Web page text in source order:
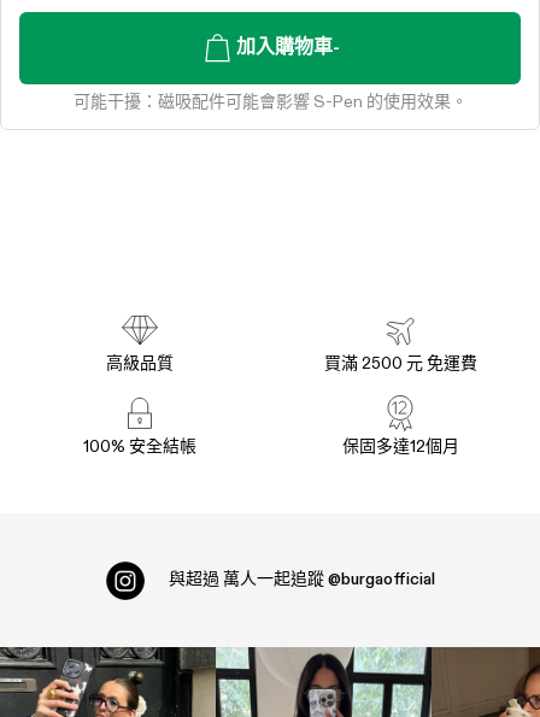
加入購物車-
可能干擾： 磁吸配件可能會影響 S-Pen 的使用效果。
高級品質 買滿 2500 元 免運費
100% 安全結帳 保固多達12個月
與超過 萬人一起追蹤 @burgaofficial